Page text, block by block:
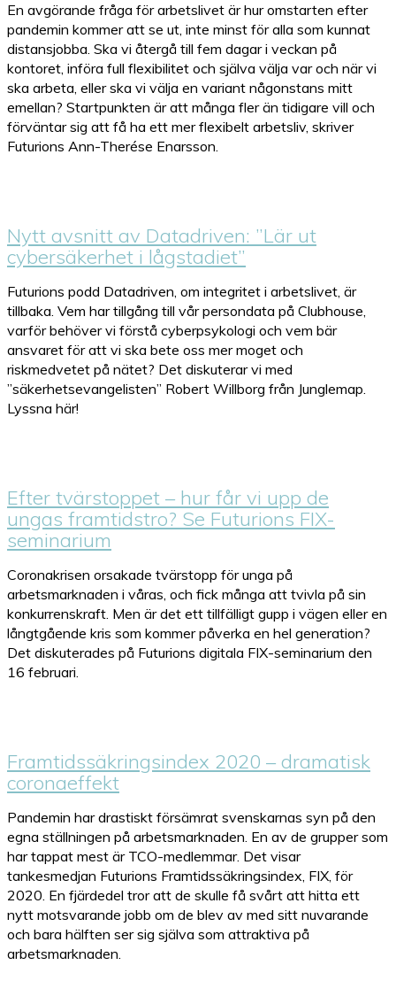
En avgörande fråga för arbetslivet är hur omstarten efter
pandemin kommer att se ut, inte minst för alla som kunnat
distansjobba. Ska vi återgå till fem dagar i veckan på
kontoret, införa full flexibilitet och själva välja var och när vi
ska arbeta, eller ska vi välja en variant någonstans mitt
emellan? Startpunkten är att många fler än tidigare vill och
förväntar sig att få ha ett mer flexibelt arbetsliv, skriver
Futurions Ann-Therése Enarsson.
Nytt avsnitt av Datadriven: ”Lär ut
cybersäkerhet i lågstadiet”
Futurions podd Datadriven, om integritet i arbetslivet, är
tillbaka. Vem har tillgång till vår persondata på Clubhouse,
varför behöver vi förstå cyberpsykologi och vem bär
ansvaret för att vi ska bete oss mer moget och
riskmedvetet på nätet? Det diskuterar vi med
”säkerhetsevangelisten” Robert Willborg från Junglemap.
Lyssna här!
Efter tvärstoppet – hur får vi upp de
ungas framtidstro? Se Futurions FIX-
seminarium
Coronakrisen orsakade tvärstopp för unga på
arbetsmarknaden i våras, och fick många att tvivla på sin
konkurrenskraft. Men är det ett tillfälligt gupp i vägen eller en
långtgående kris som kommer påverka en hel generation?
Det diskuterades på Futurions digitala FIX-seminarium den
16 februari.
Framtidssäkringsindex 2020 – dramatisk
coronaeffekt
Pandemin har drastiskt försämrat svenskarnas syn på den
egna ställningen på arbetsmarknaden. En av de grupper som
har tappat mest är TCO-medlemmar. Det visar
tankesmedjan Futurions Framtidssäkringsindex, FIX, för
2020. En fjärdedel tror att de skulle få svårt att hitta ett
nytt motsvarande jobb om de blev av med sitt nuvarande
och bara hälften ser sig själva som attraktiva på
arbetsmarknaden.